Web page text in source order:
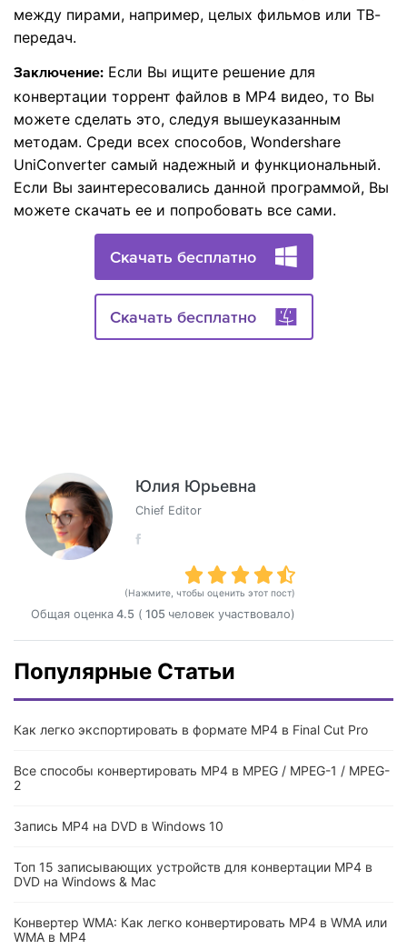
между пирами, например, целых фильмов или ТВ-
передач.
Заключение: Если Вы ищите решение для
конвертации торрент файлов в MP4 видео, то Вы
можете сделать это, следуя вышеуказанным
методам. Среди всех способов, Wondershare
UniConverter самый надежный и функциональный.
Если Вы заинтересовались данной программой, Вы
можете скачать ее и попробовать все сами.
Скачать бесплатно
Скачать бесплатно
Юлия Юрьевна
Chief Editor
(Нажмите, чтобы оценить этот пост)
Общая оценка 4.5 ( 105 человек участвовало)
Популярные Статьи
Как легко экспортировать в формате MP4 в Final Cut Pro
Все способы конвертировать MP4 в MPEG / MPEG-1 / MPEG-
2
Запись MP4 на DVD в Windows 10
Топ 15 записывающих устройств для конвертации MP4 в
DVD на Windows & Mac
Конвертер WMA: Как легко конвертировать MP4 в WMA или
WMA в MP4